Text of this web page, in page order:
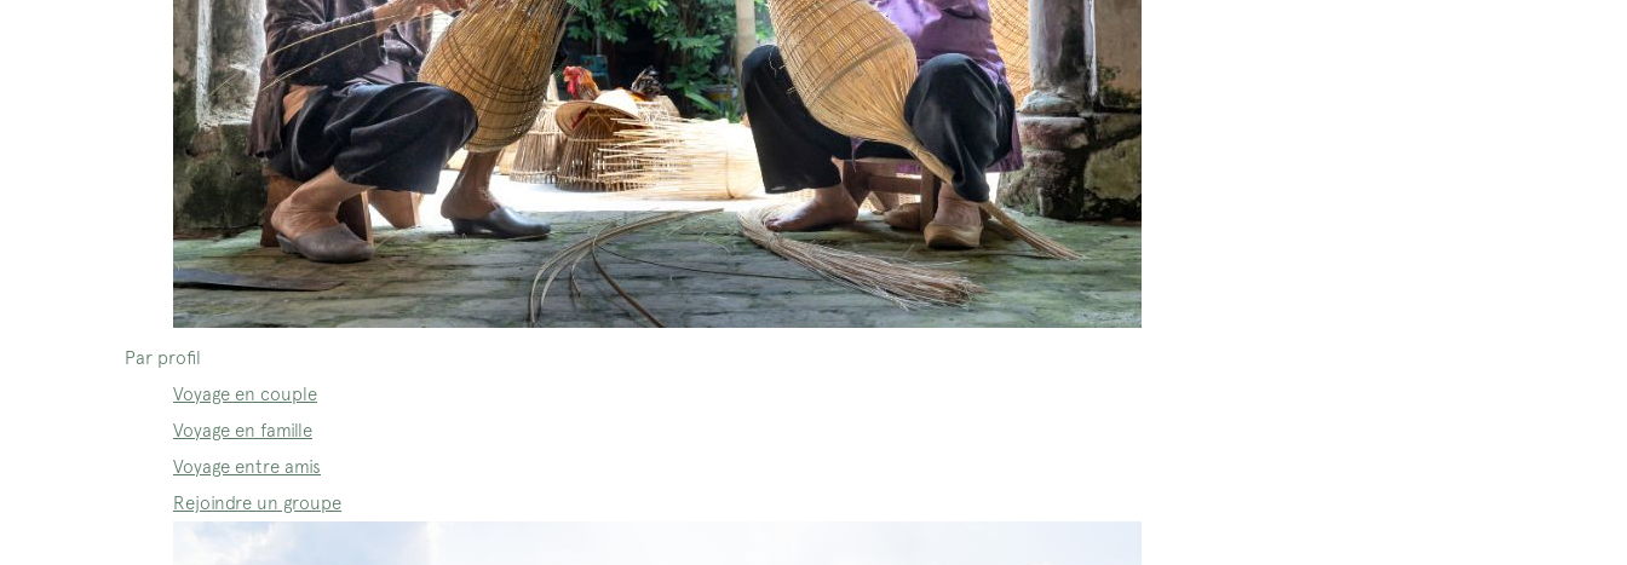
Par profil
Voyage en couple
Voyage en famille
Voyage entre amis
Rejoindre un groupe